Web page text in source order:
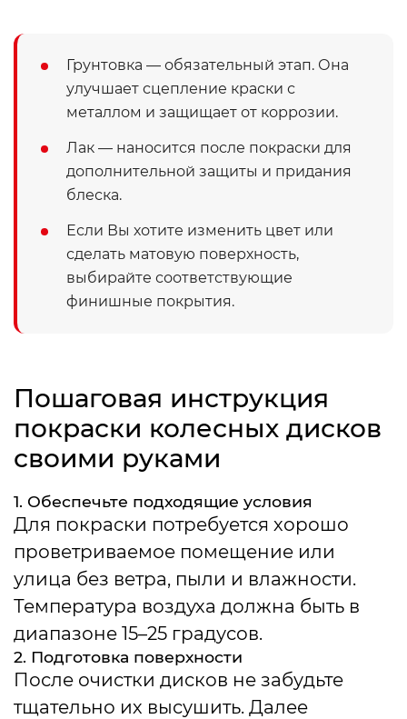
Грунтовка — обязательный этап. Она
улучшает сцепление краски с
металлом и защищает от коррозии.
Лак — наносится после покраски для
дополнительной защиты и придания
блеска.
Если Вы хотите изменить цвет или
сделать матовую поверхность,
выбирайте соответствующие
финишные покрытия.
Пошаговая инструкция
покраски колесных дисков
своими руками
1. Обеспечьте подходящие условия
Для покраски потребуется хорошо
проветриваемое помещение или
улица без ветра, пыли и влажности.
Температура воздуха должна быть в
диапазоне 15–25 градусов.
2. Подготовка поверхности
После очистки дисков не забудьте
тщательно их высушить. Далее